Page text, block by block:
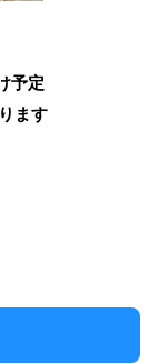
予定
ます